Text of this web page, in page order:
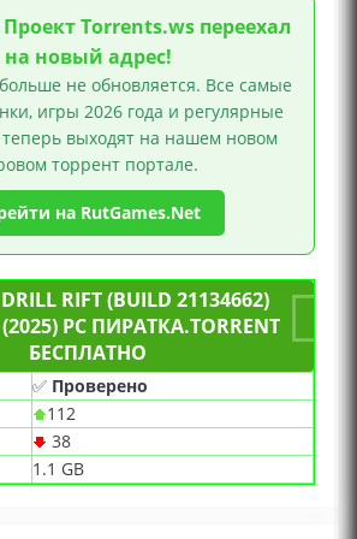
Torrents.ws переехал
на новый адрес!
не обновляется. Все самые
игры 2026 года и регулярные
выходят на нашем новом
торрент портале.
на RutGames.Net
RIFT (BUILD 21134662)
PC ПИРАТКА.TORRENT
БЕСПЛАТНО
✅ Проверено
112
38
1.1 GB